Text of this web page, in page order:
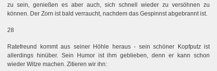
zu sein, genießen es aber auch, sich schnell wieder zu versöhnen zu
können. Der Zorn ist bald verraucht, nachdem das Gespinnst abgebrannt ist.
28
Ratefreund kommt aus seiner Höhle heraus - sein schöner Kopfputz ist
allerdings hinüber. Sein Humor ist ihm geblieben, denn er kann schon
wieder Witze machen. Zitieren wir ihn: